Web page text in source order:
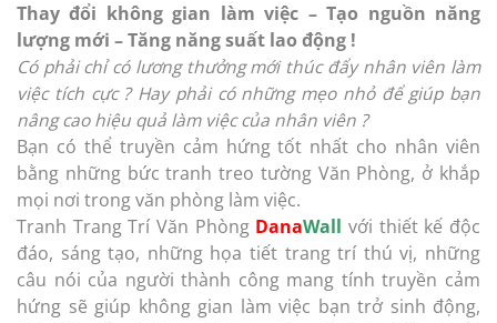
Thay đổi không gian làm việc – Tạo nguồn năng
lượng mới – Tăng năng suất lao động !
Có phải chỉ có lương thưởng mới thúc đẩy nhân viên làm
việc tích cực ? Hay phải có những mẹo nhỏ để giúp bạn
nâng cao hiệu quả làm việc của nhân viên ?
Bạn có thể truyền cảm hứng tốt nhất cho nhân viên
bằng những bức tranh treo tường Văn Phòng, ở khắp
mọi nơi trong văn phòng làm việc.
Tranh Trang Trí Văn Phòng DanaWall với thiết kế độc
đáo, sáng tạo, những họa tiết trang trí thú vị, những
câu nói của người thành công mang tính truyền cảm
hứng sẽ giúp không gian làm việc bạn trở sinh động,